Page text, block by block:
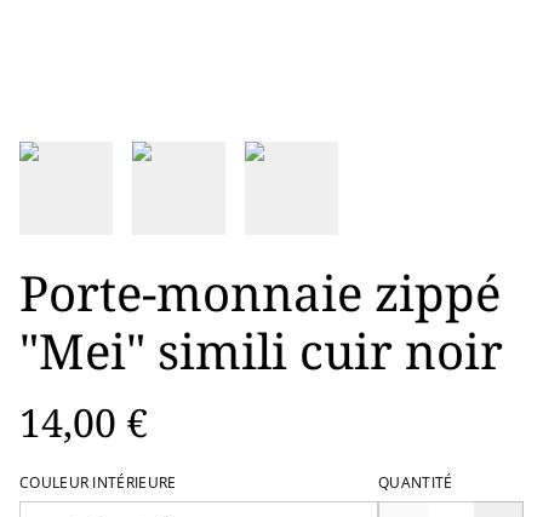
Porte-monnaie zippé
"Mei" simili cuir noir
14,00 €
COULEUR INTÉRIEURE QUANTITÉ